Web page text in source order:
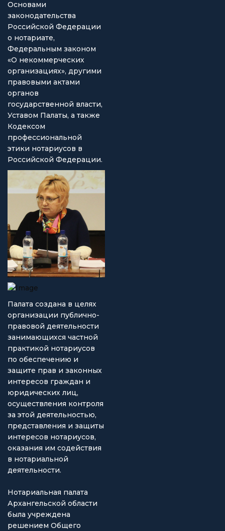
Основами
законодательства
Российской Федерации
о нотариате,
Федеральным законом
«О некоммерческих
организациях», другими
правовыми актами
органов
государственной власти,
Уставом Палаты, а также
Кодексом
профессиональной
этики нотариусов в
Российской Федерации.
Палата создана в целях
организации публично-
правовой деятельности
занимающихся частной
практикой нотариусов
по обеспечению и
защите прав и законных
интересов граждан и
юридических лиц,
осуществления контроля
за этой деятельностью,
представления и защиты
интересов нотариусов,
оказания им содействия
в нотариальной
деятельности.
Нотариальная палата
Архангельской области
была учреждена
решением Общего